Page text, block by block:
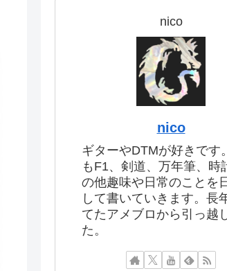
nico
nico
ギターやDTMが好きです
もF1、剣道、万年筆、時
の他趣味や日常のことを
して書いていきます。長
てたアメブロから引っ越
た。